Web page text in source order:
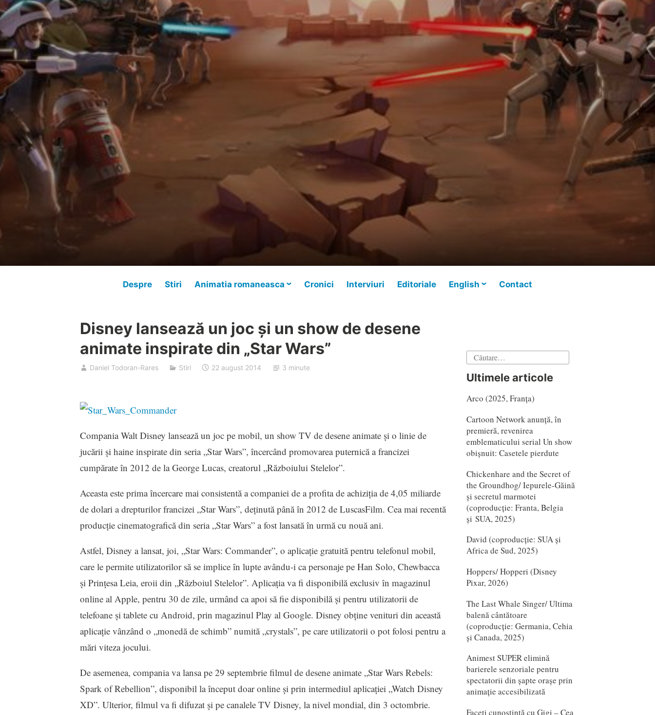
Despre Stiri Animatia romaneasca Cronici Interviuri Editoriale English Contact
Disney lansează un joc şi un show de desene
animate inspirate din „Star Wars”
Daniel Todoran-Rares Stiri 22 august 2014 3 minute
Compania Walt Disney lansează un joc pe mobil, un show TV de desene animate şi o linie de
jucării şi haine inspirate din seria „Star Wars”, încercând promovarea puternică a francizei
cumpărate în 2012 de la George Lucas, creatorul „Războiului Stelelor”.
Aceasta este prima încercare mai consistentă a companiei de a profita de achiziţia de 4,05 miliarde
de dolari a drepturilor francizei „Star Wars”, deţinută până în 2012 de LuscasFilm. Cea mai recentă
producţie cinematografică din seria „Star Wars” a fost lansată în urmă cu nouă ani.
Astfel, Disney a lansat, joi, „Star Wars: Commander”, o aplicaţie gratuită pentru telefonul mobil,
care le permite utilizatorilor să se implice în lupte avându-i ca personaje pe Han Solo, Chewbacca
şi Prinţesa Leia, eroii din „Războiul Stelelor”. Aplicaţia va fi disponibilă exclusiv în magazinul
online al Apple, pentru 30 de zile, urmând ca apoi să fie disponibilă şi pentru utilizatorii de
telefoane şi tablete cu Android, prin magazinul Play al Google. Disney obţine venituri din această
aplicaţie vânzând o „monedă de schimb” numită „crystals”, pe care utilizatorii o pot folosi pentru a
mări viteza jocului.
De asemenea, compania va lansa pe 29 septembrie filmul de desene animate „Star Wars Rebels:
Spark of Rebellion”, disponibil la început doar online şi prin intermediul aplicaţiei „Watch Disney
XD”. Ulterior, filmul va fi difuzat şi pe canalele TV Disney, la nivel mondial, din 3 octombrie.
Caută
Ultimele articole
Arco (2025, Franța)
Cartoon Network anunță, în
premieră, revenirea
emblematicului serial Un show
obișnuit: Casetele pierdute
Chickenhare and the Secret of
the Groundhog/ Iepurele-Găină
și secretul marmotei
(coproducție: Franta, Belgia
și SUA, 2025)
David (coproducție: SUA și
Africa de Sud, 2025)
Hoppers/ Hopperi (Disney
Pixar, 2026)
The Last Whale Singer/ Ultima
balenă cântătoare
(coproducție: Germania, Cehia
și Canada, 2025)
Animest SUPER elimină
barierele senzoriale pentru
spectatorii din șapte orașe prin
animație accesibilizată
Faceți cunoștință cu Gigi – Cea